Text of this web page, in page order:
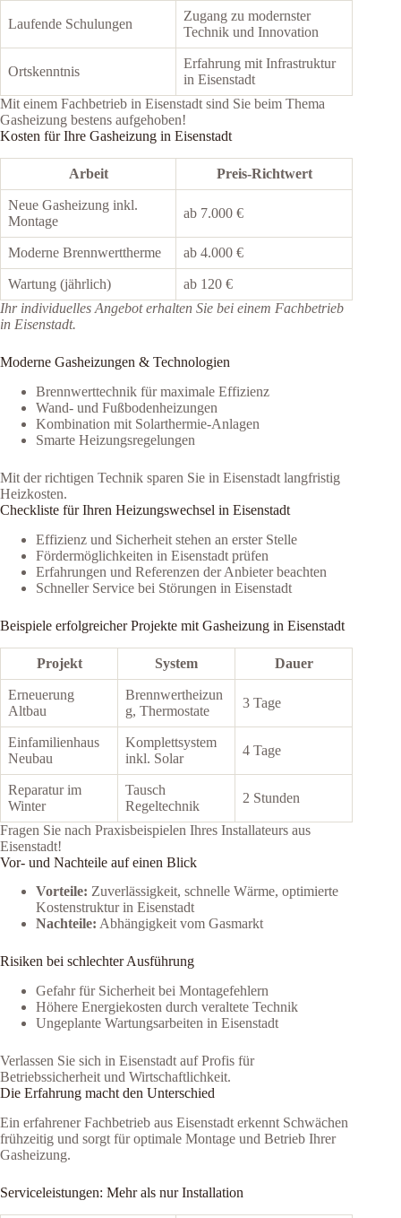
Laufende Schulungen
Zugang zu modernster
Technik und Innovation
Ortskenntnis
Erfahrung mit Infrastruktur
in Eisenstadt
Mit einem Fachbetrieb in Eisenstadt sind Sie beim Thema
Gasheizung bestens aufgehoben!
Kosten für Ihre Gasheizung in Eisenstadt
Arbeit Preis-Richtwert
Neue Gasheizung inkl.
Montage
ab 7.000 €
Moderne Brennwerttherme ab 4.000 €
Wartung (jährlich)
ab 120 €
Ihr individuelles Angebot erhalten Sie bei einem Fachbetrieb
in Eisenstadt.
Moderne Gasheizungen & Technologien
Brennwerttechnik für maximale Effizienz
Wand- und Fußbodenheizungen
Kombination mit Solarthermie-Anlagen
Smarte Heizungsregelungen
Mit der richtigen Technik sparen Sie in Eisenstadt langfristig
Heizkosten.
Checkliste für Ihren Heizungswechsel in Eisenstadt
Effizienz und Sicherheit stehen an erster Stelle
Fördermöglichkeiten in Eisenstadt prüfen
Erfahrungen und Referenzen der Anbieter beachten
Schneller Service bei Störungen in Eisenstadt
Beispiele erfolgreicher Projekte mit Gasheizung in Eisenstadt
Projekt System Dauer
Erneuerung
Altbau
Brennwertheizun
g, Thermostate
3 Tage
Einfamilienhaus
Neubau
Komplettsystem
inkl. Solar
4 Tage
Reparatur im
Winter
Tausch
Regeltechnik
2 Stunden
Fragen Sie nach Praxisbeispielen Ihres Installateurs aus
Eisenstadt!
Vor- und Nachteile auf einen Blick
Vorteile: Zuverlässigkeit, schnelle Wärme, optimierte
Kostenstruktur in Eisenstadt
Nachteile: Abhängigkeit vom Gasmarkt
Risiken bei schlechter Ausführung
Gefahr für Sicherheit bei Montagefehlern
Höhere Energiekosten durch veraltete Technik
Ungeplante Wartungsarbeiten in Eisenstadt
Verlassen Sie sich in Eisenstadt auf Profis für
Betriebssicherheit und Wirtschaftlichkeit.
Die Erfahrung macht den Unterschied
Ein erfahrener Fachbetrieb aus Eisenstadt erkennt Schwächen
frühzeitig und sorgt für optimale Montage und Betrieb Ihrer
Gasheizung.
Serviceleistungen: Mehr als nur Installation